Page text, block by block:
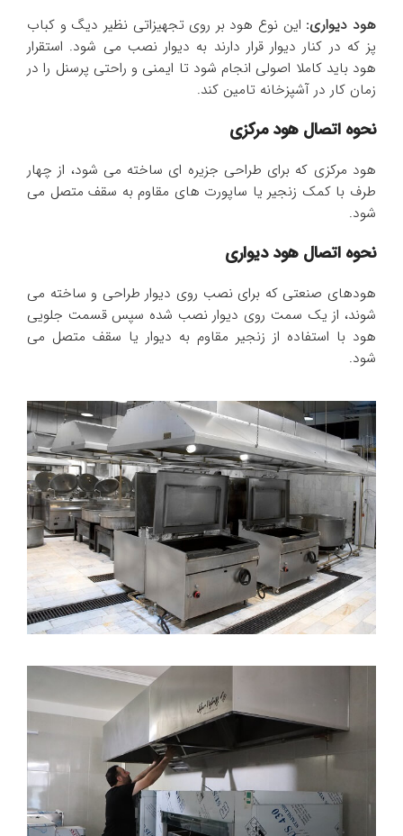
هود دیواری: این نوع هود بر روی تجهیزاتی نظیر دیگ و کباب
پز که در کنار دیوار قرار دارند به دیوار نصب می شود. استقرار
هود باید کاملا اصولی انجام شود تا ایمنی و راحتی پرسنل را در
زمان کار در آشپزخانه تامین کند.
نحوه اتصال هود مرکزی
هود مرکزی که برای طراحی جزیره ای ساخته می شود، از چهار
طرف با کمک زنجیر یا ساپورت های مقاوم به سقف متصل می
شود.
نحوه اتصال هود دیواری
هودهای صنعتی که برای نصب روی دیوار طراحی و ساخته می
شوند، از یک سمت روی دیوار نصب شده سپس قسمت جلویی
هود با استفاده از زنجیر مقاوم به دیوار یا سقف متصل می
شود.